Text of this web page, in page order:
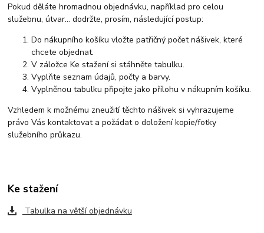
Pokud děláte hromadnou objednávku, například pro celou
služebnu, útvar... dodržte, prosím, následující postup:
Do nákupního košíku vložte patřičný počet nášivek, které
chcete objednat.
V záložce Ke stažení si stáhněte tabulku.
Vyplňte seznam údajů, počty a barvy.
Vyplněnou tabulku připojte jako přílohu v nákupním košíku.
Vzhledem k možnému zneužití těchto nášivek si vyhrazujeme
právo Vás kontaktovat a požádat o doložení kopie/fotky
služebního průkazu.
Ke stažení
Tabulka na větší objednávku